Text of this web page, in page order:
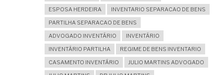
ESPOSA HERDEIRA
INVENTARIO SEPARACAO DE BENS
PARTILHA SEPARACAO DE BENS
ADVOGADO INVENTÁRIO
INVENTÁRIO
INVENTÁRIO PARTILHA
REGIME DE BENS INVENTARIO
CASAMENTO INVENTÁRIO
JULIO MARTINS ADVOGADO